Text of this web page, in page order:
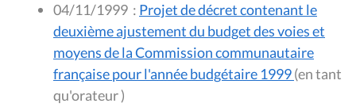
04/11/1999 : Projet de décret contenant le
deuxième ajustement du budget des voies et
moyens de la Commission communautaire
française pour l'année budgétaire 1999(en tant
qu'orateur )